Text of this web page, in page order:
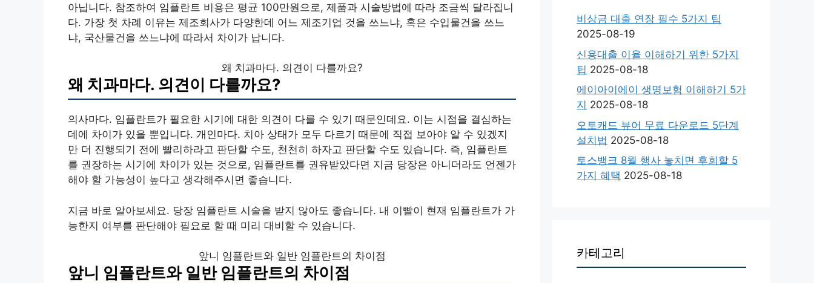
아닙니다. 참조하여 임플란트 비용은 평균 100만원으로, 제품과 시술방법에 따라 조금씩 달라집니
다. 가장 첫 차례 이유는 제조회사가 다양한데 어느 제조기업 것을 쓰느냐, 혹은 수입물건을 쓰느
냐, 국산물건을 쓰느냐에 따라서 차이가 납니다.
왜 치과마다. 의견이 다를까요?
왜 치과마다. 의견이 다를까요?
의사마다. 임플란트가 필요한 시기에 대한 의견이 다를 수 있기 때문인데요. 이는 시점을 결심하는
데에 차이가 있을 뿐입니다. 개인마다. 치아 상태가 모두 다르기 때문에 직접 보아야 알 수 있겠지
만 더 진행되기 전에 빨리하라고 판단할 수도, 천천히 하자고 판단할 수도 있습니다. 즉, 임플란트
를 권장하는 시기에 차이가 있는 것으로, 임플란트를 권유받았다면 지금 당장은 아니더라도 언젠가
해야 할 가능성이 높다고 생각해주시면 좋습니다.
지금 바로 알아보세요. 당장 임플란트 시술을 받지 않아도 좋습니다. 내 이빨이 현재 임플란트가 가
능한지 여부를 판단해야 필요로 할 때 미리 대비할 수 있습니다.
앞니 임플란트와 일반 임플란트의 차이점
앞니 임플란트와 일반 임플란트의 차이점
비상금 대출 연장 필수 5가지 팁
2025-08-19
신용대출 이율 이해하기 위한 5가지
팁 2025-08-18
에이아이에이 생명보험 이해하기 5가
지 2025-08-18
오토캐드 뷰어 무료 다운로드 5단계
설치법 2025-08-18
토스뱅크 8월 행사 놓치면 후회할 5
가지 혜택 2025-08-18
카테고리